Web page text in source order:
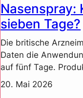
sieben Tage?
Die britische
Daten die
auf fünf Tage.
20. Mai 2026